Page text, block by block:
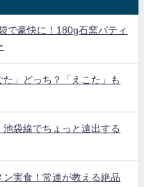
で豪快に！180g石窯パティ
」どっち？「えこた」も
袋線でちょっと遠出する
実食！常連が教える絶品